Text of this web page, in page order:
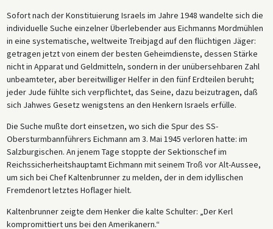
Sofort nach der Konstituierung Israels im Jahre 1948 wandelte sich die
individuelle Suche einzelner Überlebender aus Eichmanns Mordmühlen
in eine systematische, weltweite Treibjagd auf den flüchtigen Jäger:
getragen jetzt von einem der besten Geheimdienste, dessen Stärke
nicht in Apparat und Geldmitteln, sondern in der unübersehbaren Zahl
unbeamteter, aber bereitwilliger Helfer in den fünf Erdteilen beruht;
jeder Jude fühlte sich verpflichtet, das Seine, dazu beizutragen, daß
sich Jahwes Gesetz wenigstens an den Henkern Israels erfülle.
Die Suche mußte dort einsetzen, wo sich die Spur des SS-
Obersturmbannführers Eichmann am 3. Mai 1945 verloren hatte: im
Salzburgischen. An jenem Tage stoppte der Sektionschef im
Reichssicherheitshauptamt Eichmann mit seinem Troß vor Alt-Aussee,
um sich bei Chef Kaltenbrunner zu melden, der in dem idyllischen
Fremdenort letztes Hoflager hielt.
Kaltenbrunner zeigte dem Henker die kalte Schulter: „Der Kerl
kompromittiert uns bei den Amerikanern.“